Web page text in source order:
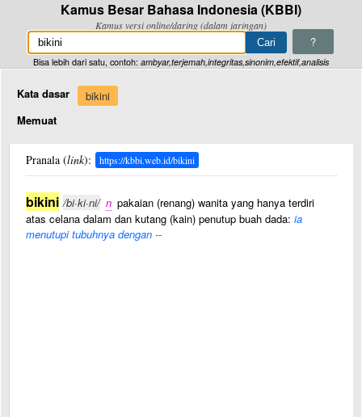
Kamus Besar Bahasa Indonesia (KBBI)
Kamus versi online/daring (dalam jaringan)
?
Bisa lebih dari satu, contoh: ambyar,terjemah,integritas,sinonim,efektif,analisis
Kata dasar
bikini
Memuat
Pranala (link): https://kbbi.web.id/bikini
bikini /bi·ki·ni/ n pakaian (renang) wanita yang hanya terdiri
atas celana dalam dan kutang (kain) penutup buah dada: ia
menutupi tubuhnya dengan --